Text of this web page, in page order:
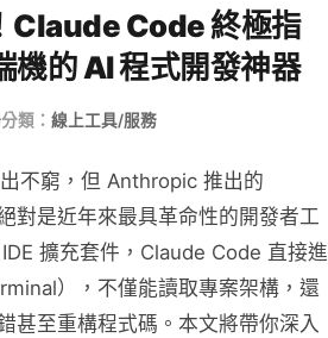
Claude Code 終極指
機的 AI 程式開發神器
分類： 線上工具/服務
不窮，但 Anthropic 推出的
對是近年來最具革命性的開發者工
擴充套件，Claude Code 直接進
），不僅能讀取專案架構，還
甚至重構程式碼。本文將帶你深入